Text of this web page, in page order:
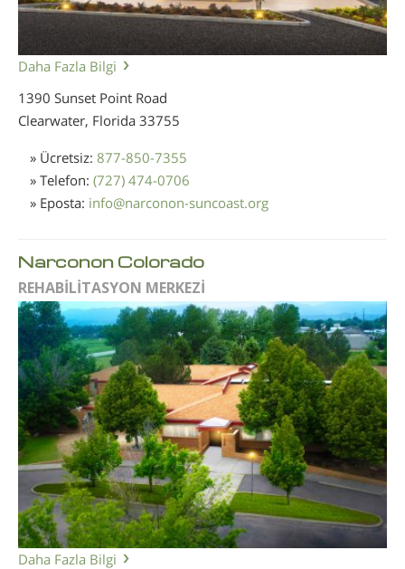
Daha Fazla Bilgi
1390 Sunset Point Road
Clearwater, Florida 33755
» Ücretsiz: 877-850-7355
» Telefon: (727) 474-0706
» Eposta: info@narconon-suncoast.org
Narconon Colorado
REHABİLİTASYON MERKEZİ
Daha Fazla Bilgi